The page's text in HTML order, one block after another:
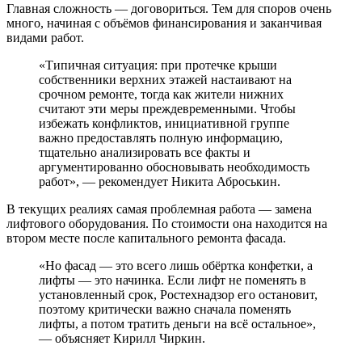
Главная сложность — договориться. Тем для споров очень
много, начиная с объёмов финансирования и заканчивая
видами работ.
«Типичная ситуация: при протечке крыши
собственники верхних этажей настаивают на
срочном ремонте, тогда как жители нижних
считают эти меры преждевременными. Чтобы
избежать конфликтов, инициативной группе
важно предоставлять полную информацию,
тщательно анализировать все факты и
аргументированно обосновывать необходимость
работ», — рекомендует Никита Аброськин.
В текущих реалиях самая проблемная работа — замена
лифтового оборудования. По стоимости она находится на
втором месте после капитального ремонта фасада.
«Но фасад — это всего лишь обёртка конфетки, а
лифты — это начинка. Если лифт не поменять в
установленный срок, Ростехнадзор его остановит,
поэтому критически важно сначала поменять
лифты, а потом тратить деньги на всё остальное»,
— объясняет Кирилл Чиркин.